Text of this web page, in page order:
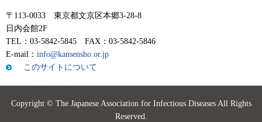
〒113-0033 東京都文京区本郷3-28-8
日内会館2F
TEL：03-5842-5845 FAX：03-5842-5846
E-mail： info@kansensho.or.jp
このサイトについて
Copyright © The Japanese Association for Infectious Diseases All Rights
Reserved.